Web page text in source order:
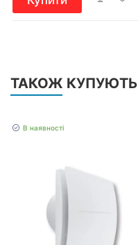
ТАКОЖ КУПУЮТЬ
В наявності